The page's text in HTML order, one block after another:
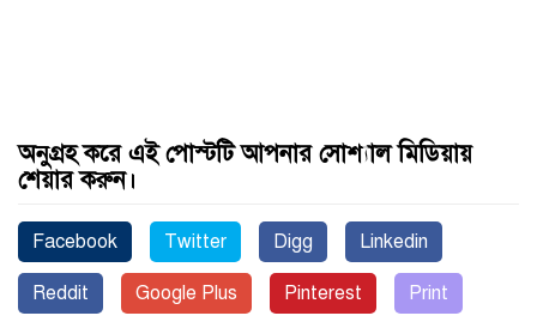
অনুগ্রহ করে এই পোস্টটি আপনার সোশ্যাল মিডিয়ায়
শেয়ার করুন।
Facebook Twitter Digg Linkedin
Reddit Google Plus Pinterest Print